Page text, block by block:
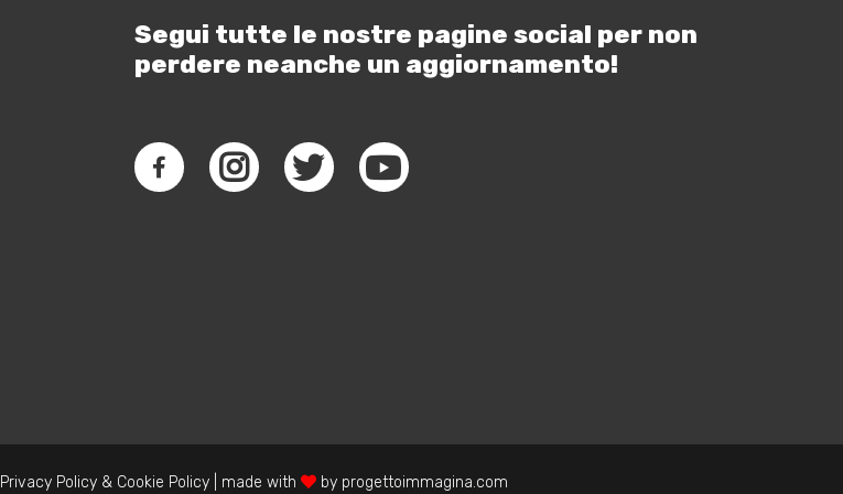
Segui tutte le nostre pagine social per non
perdere neanche un aggiornamento!
Privacy Policy & Cookie Policy | made with by progettoimmagina.com